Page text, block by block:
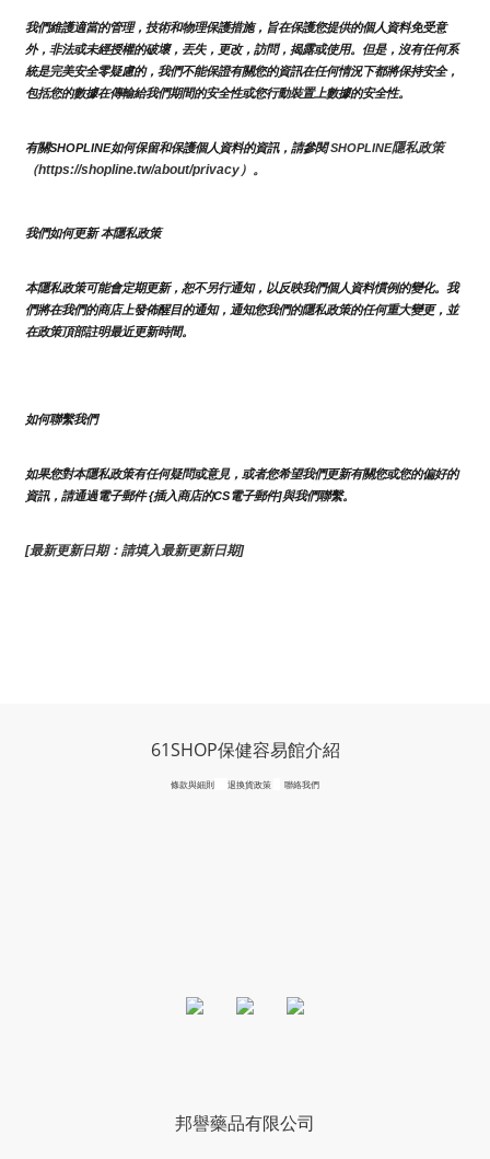
我們維護適當的管理，技術和物理保護措施，旨在保護您提供的個人資料免受意
外，非法或未經授權的破壞，丟失，更改，訪問，揭露或使用。但是，沒有任何系
統是完美安全零疑慮的，我們不能保證有關您的資訊在任何情況下都將保持安全，
包括您的數據在傳輸給我們期間的安全性或您行動裝置上數據的安全性。
有關SHOPLINE如何保留和保護個人資料的資訊，請參閱 SHOPLINE隱私政策
（https://shopline.tw/about/privacy）。
我們如何更新 本隱私政策
本隱私政策可能會定期更新，恕不另行通知，以反映我們個人資料慣例的變化。我
們將在我們的商店上發佈醒目的通知，通知您我們的隱私政策的任何重大變更，並
在政策頂部註明最近更新時間。
如何聯繫我們
如果您對本隱私政策有任何疑問或意見，或者您希望我們更新有關您或您的偏好的
資訊，請通過電子郵件 {插入商店的CS電子郵件]與我們聯繫。
[最新更新日期：請填入最新更新日期]
61SHOP保健容易館介紹
條款與細則 退換貨政策 聯絡我們
邦譽藥品有限公司